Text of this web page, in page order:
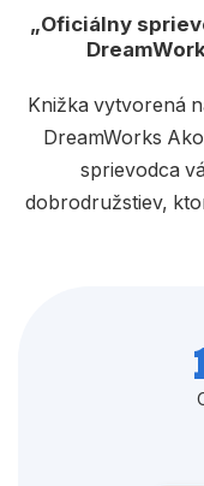
Zdravie a
Všetky
Oficiálny
Knižka vytvorená
DreamWorks
sprievodca
dobrodružstiev,
Zúčastníte sa na